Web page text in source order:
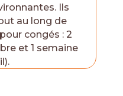
Ils
au long de
congés : 2
et 1 semaine